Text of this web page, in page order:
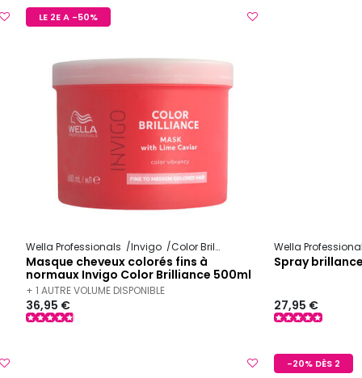
LE 2E A -50%
Wella Professionals Invigo Color Brilliance
Masque cheveux colorés fins à
normaux Invigo Color Brilliance 500ml
+ 1 AUTRE VOLUME DISPONIBLE
36,95 €
Wella
Spray
27,95 €
-20% DÈS 2